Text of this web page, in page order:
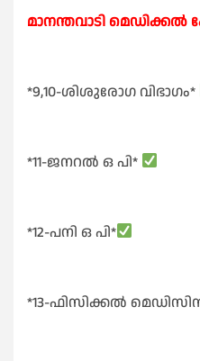
മാനന്തവാടി
*9,10-ശിശുരോഗ വിഭാഗം*
*11-ജനറൽ ഒ പി*
*12-പനി ഒ പി*
*13-ഫിസിക്കൽ